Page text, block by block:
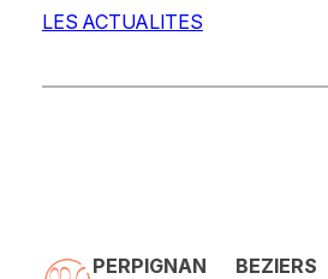
LES ACTUALITES
PERPIGNAN
BEZIERS